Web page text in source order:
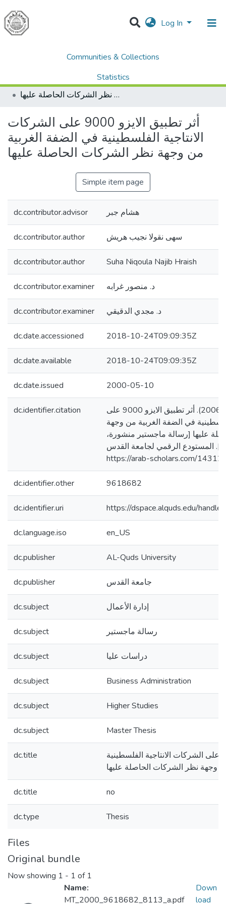
Log In
Communities & Collections
Statistics
All of DSpace
Dissertations & Theses الرسائل الجامعية
Business Administration إدارة الاعمال
أثر تطبيق الايزو 9000 على الشركات الانتاجية الفلسطينية في الضفة الغربية من وجهة نظر الشركات الحاصلة عليها
أثر تطبيق الايزو 9000 على الشركات
الانتاجية الفلسطينية في الضفة الغربية
من وجهة نظر الشركات الحاصلة عليها
Simple item page
dc.contributor.advisor هشام جبر
dc.contributor.author سهى نقولا نجيب هريش
dc.contributor.author Suha Niqoula Najib Hraish
dc.contributor.examiner د. منصور غرابه
dc.contributor.examiner د. مجدي الدقيقي
dc.date.accessioned 2018-10-24T09:09:35Z
dc.date.available 2018-10-24T09:09:35Z
dc.date.issued 2000-05-10
dc.identifier.citation
هريش، سهى نقولا. (2006). أثر تطبيق الايزو 9000 على
في الضفة الغربية من وجهة
عليها [رسالة ماجستير منشورة،
المستودع الرقمي لجامعة القدس.
https://arab-scholars.com/
dc.identifier.other 9618682
dc.identifier.uri https://dspace.alquds.edu/
dc.language.iso en_US
dc.publisher AL-Quds University
dc.publisher جامعة القدس
dc.subject إدارة الأعمال
dc.subject رسالة ماجستير
dc.subject دراسات عليا
dc.subject Business Administration
dc.subject Higher Studies
dc.subject Master Thesis
dc.title
أثر تطبيق الايزو 9000 على الشركات الانتاجية الفلسطينية
وجهة نظر الشركات الحاصلة عليها
dc.title no
dc.type Thesis
Files
Original bundle
Now showing 1 - 1 of 1
Name:
MT_2000_9618682_8113_a.pdf
Down
load